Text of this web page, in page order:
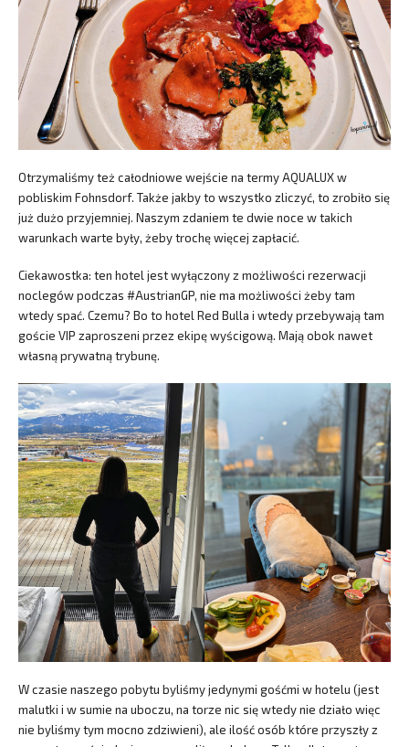
Otrzymaliśmy też całodniowe wejście na termy AQUALUX w
pobliskim Fohnsdorf. Także jakby to wszystko zliczyć, to zrobiło się
już dużo przyjemniej. Naszym zdaniem te dwie noce w takich
warunkach warte były, żeby trochę więcej zapłacić.
Ciekawostka: ten hotel jest wyłączony z możliwości rezerwacji
noclegów podczas #AustrianGP, nie ma możliwości żeby tam
wtedy spać. Czemu? Bo to hotel Red Bulla i wtedy przebywają tam
goście VIP zaproszeni przez ekipę wyścigową. Mają obok nawet
własną prywatną trybunę.
W czasie naszego pobytu byliśmy jedynymi gośćmi w hotelu (jest
malutki i w sumie na uboczu, na torze nic się wtedy nie działo więc
nie byliśmy tym mocno zdziwieni), ale ilość osób które przyszły z